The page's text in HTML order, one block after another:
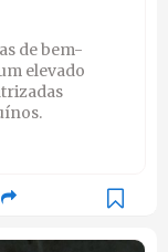
de bem-
elevado